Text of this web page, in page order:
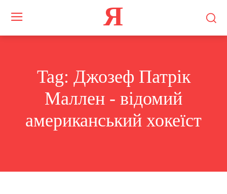
Я
Tag: Джозеф Патрік
Маллен - відомий
американський хокеїст